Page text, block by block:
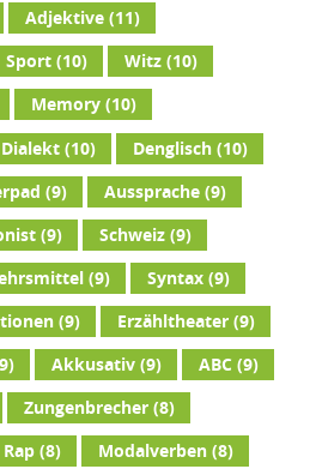
Adjektive(11)
Sport(10) Witz(10)
Memory(10)
Dialekt(10) Denglisch(10)
(9) Aussprache(9)
(9) Schweiz(9)
(9) Syntax(9)
(9) Erzähltheater(9)
Akkusativ(9) ABC (9)
Zungenbrecher(8)
Rap(8) Modalverben(8)